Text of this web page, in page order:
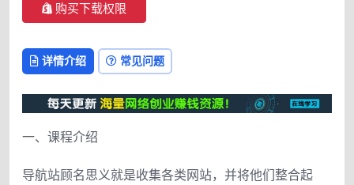
购买下载权限
详情介绍 常见问题
一、课程介绍
导航站顾名思义就是收集各类网站，并将他们整合起